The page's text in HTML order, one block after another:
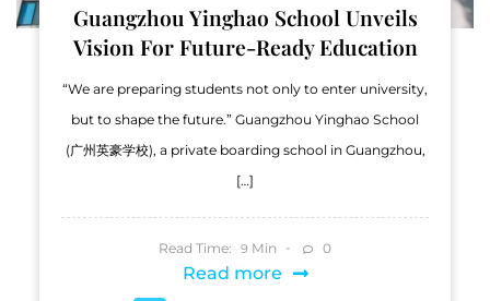
Guangzhou Yinghao School Unveils
Vision For Future-Ready Education
“We are preparing students not only to enter university,
but to shape the future.” Guangzhou Yinghao School
(广州英豪学校), a private boarding school in Guangzhou,
[…]
Read Time: 9 Min 0
Read more